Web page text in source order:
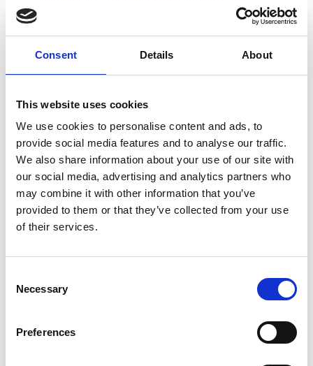
Consent Details About
This website uses cookies
We use cookies to personalise content and ads, to
provide social media features and to analyse our traffic.
We also share information about your use of our site with
our social media, advertising and analytics partners who
may combine it with other information that you’ve
provided to them or that they’ve collected from your use
of their services.
Selection
Necessary
Preferences
. Extremt hållbar borr med Bosch Carbide Technology.
. Bäst för byggnadsarbetare: hållbart och kraftfullt.
Dokument
Produktdatablad